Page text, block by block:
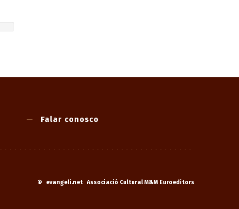
Falar conosco
© evangeli.net Associació Cultural M&M Euroeditors